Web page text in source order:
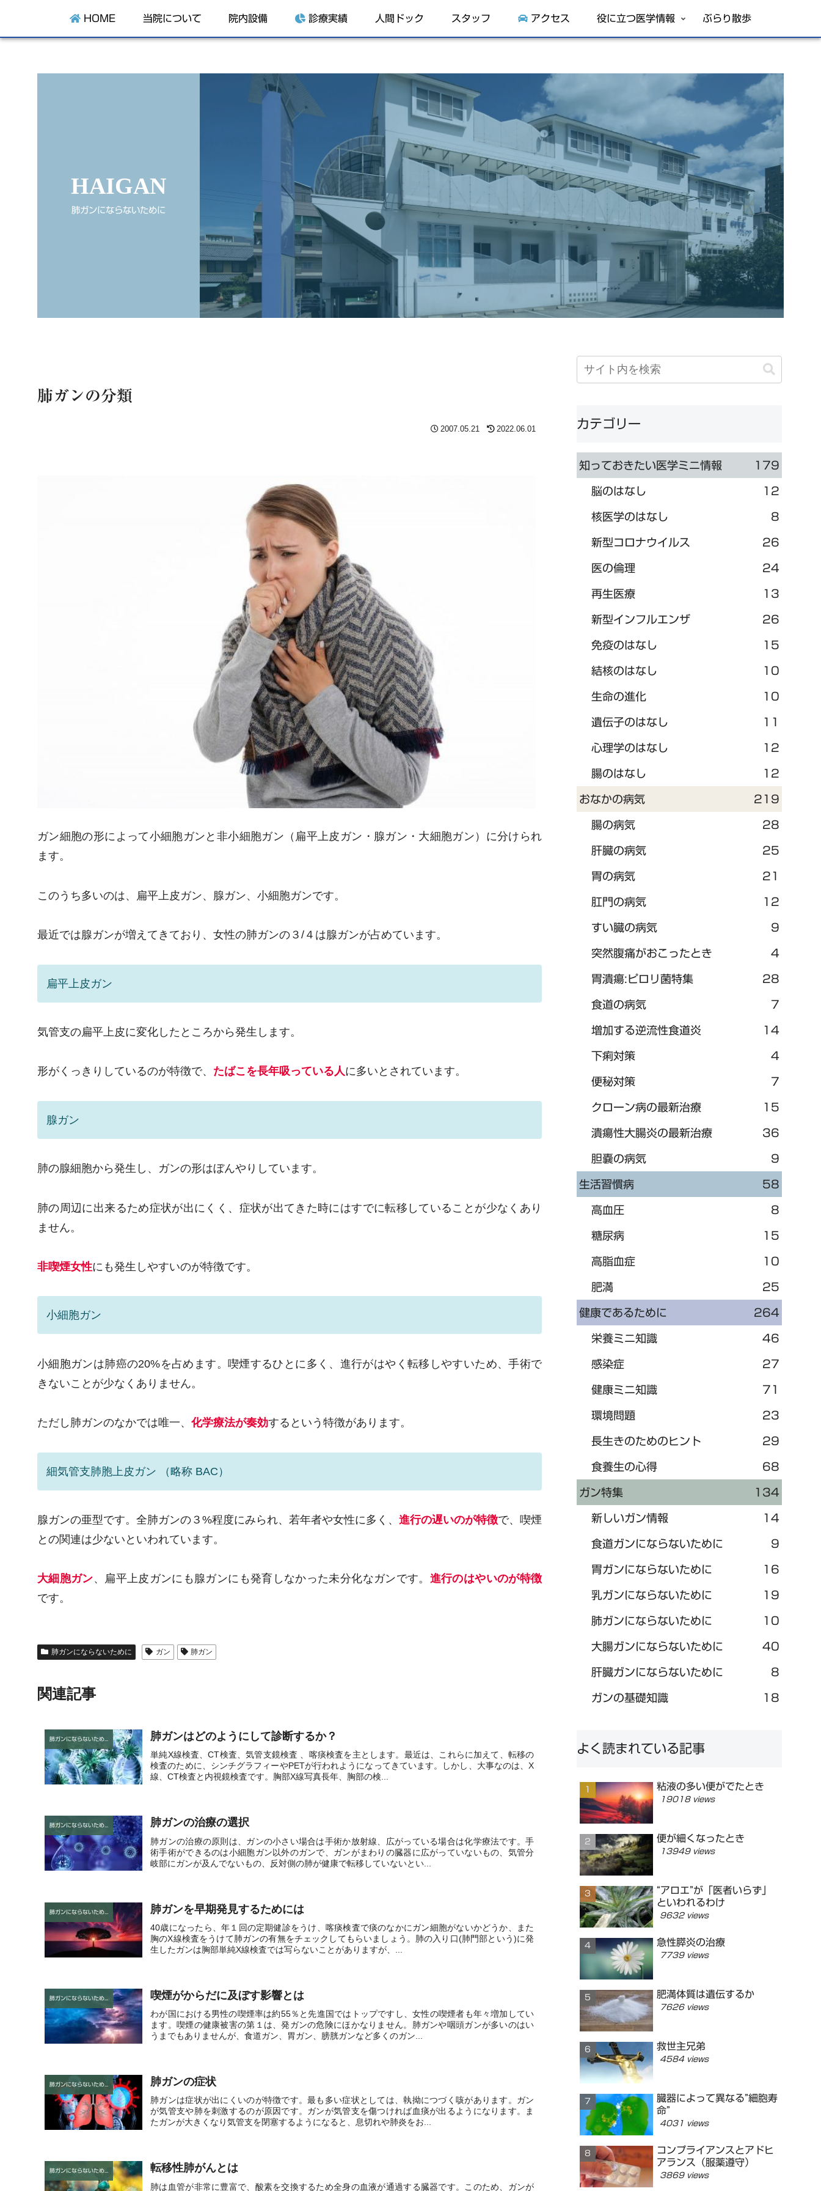
HAIGAN
肺ガンにならないために
HOME 当院について 院内設備 診療実績 人間ドック スタッフ アクセス 役に立つ医学情報 ぶらり散歩
肺ガンの分類
2007.05.21 2022.06.01
ガン細胞の形によって小細胞ガンと非小細胞ガン（扁平上皮ガン・腺ガン・大細胞ガン）に分けられ
ます。
このうち多いのは、扁平上皮ガン、腺ガン、小細胞ガンです。
最近では腺ガンが増えてきており、女性の肺ガンの３/４は腺ガンが占めています。
扁平上皮ガン
気管支の扁平上皮に変化したところから発生します。
形がくっきりしているのが特徴で、 たばこを長年吸っている人に多いとされています。
腺ガン
肺の腺細胞から発生し、ガンの形はぼんやりしています。
肺の周辺に出来るため症状が出にくく、症状が出てきた時にはすでに転移していることが少なくあり
ません。
非喫煙女性にも発生しやすいのが特徴です。
小細胞ガン
小細胞ガンは肺癌の20%を占めます。喫煙するひとに多く、進行がはやく転移しやすいため、手術で
きないことが少なくありません。
ただし肺ガンのなかでは唯一、 化学療法が奏効するという特徴があります。
細気管支肺胞上皮ガン （略称 BAC）
腺ガンの亜型です。全肺ガンの３%程度にみられ、若年者や女性に多く、 進行の遅いのが特徴で、喫煙
との関連は少ないといわれています。
大細胞ガン、扁平上皮ガンにも腺ガンにも発育しなかった未分化なガンです。 進行のはやいのが特徴
です。
肺ガンにならないために ガン 肺ガン
関連記事
肺ガンはどのようにして診断するか？
単純X線検査、CT検査、気管支鏡検査 、喀痰検査を主とします。最近は、これらに加えて、転移の
検査のために、シンチグラフィーやPETが行われようになってきています。しかし、大事なのは、X
線、CT検査と内視鏡検査です。胸部X線写真長年、胸部の検...
肺ガンの治療の選択
肺ガンの治療の原則は、ガンの小さい場合は手術か放射線、広がっている場合は化学療法です。手
術手術ができるのは小細胞ガン以外のガンで、ガンがまわりの臓器に広がっていないもの、気管分
岐部にガンが及んでないもの、反対側の肺が健康で転移していないとい...
肺ガンを早期発見するためには
40歳になったら、年１回の定期健診をうけ、喀痰検査で痰のなかにガン細胞がないかどうか、また
胸のX線検査をうけて肺ガンの有無をチェックしてもらいましょう。肺の入り口(肺門部という)に発
生したガンは胸部単純X線検査では写らないことがありますが、...
喫煙がからだに及ぼす影響とは
わが国における男性の喫煙率は約55％と先進国ではトップですし、女性の喫煙者も年々増加してい
ます。喫煙の健康被害の第１は、発ガンの危険にほかなりません。肺ガンや咽頭ガンが多いのはい
うまでもありませんが、食道ガン、胃ガン、膀胱ガンなど多くのガン...
肺ガンの症状
肺ガンは症状が出にくいのが特徴です。最も多い症状としては、執拗につづく咳があります。ガン
が気管支や肺を刺激するのが原因です。ガンが気管支を傷つければ血痰が出るようになります。ま
たガンが大きくなり気管支を閉塞するようになると、息切れや肺炎をお...
転移性肺がんとは
肺は血管が非常に豊富で、酸素を交換するため全身の血液が通過する臓器です。このため、ガンが
カテゴリー
おなかの病気 219
クローン病の最新治療 15
すい臓の病気 9
下痢対策 4
便秘対策 7
増加する逆流性食道炎 14
潰瘍性大腸炎の最新治療 36
突然腹痛がおこったとき 4
肛門の病気 12
肝臓の病気 25
胃の病気 21
胃潰瘍:ピロリ菌特集 28
胆嚢の病気 9
腸の病気 28
食道の病気 7
ガン特集 134
ガンの基礎知識 18
乳ガンにならないために 19
大腸ガンにならないために 40
新しいガン情報 14
肝臓ガンにならないために 8
肺ガンにならないために 10
胃ガンにならないために 16
食道ガンにならないために 9
健康であるために 264
健康ミニ知識 71
感染症 27
栄養ミニ知識 46
環境問題 23
長生きのためのヒント 29
食養生の心得 68
生活習慣病 58
糖尿病 15
肥満 25
高脂血症 10
高血圧 8
知っておきたい医学ミニ情報 179
免疫のはなし 15
再生医療 13
医の倫理 24
心理学のはなし 12
新型インフルエンザ 26
新型コロナウイルス 26
核医学のはなし 8
生命の進化 10
結核のはなし 10
脳のはなし 12
腸のはなし 12
遺伝子のはなし 11
よく読まれている記事
粘液の多い便がでたとき
19018 views
便が細くなったとき
13949 views
“アロエ”が「医者いらず」
といわれるわけ
9632 views
急性膵炎の治療
7739 views
肥満体質は遺伝するか
7626 views
救世主兄弟
4584 views
臓器によって異なる”細胞寿
命”
4031 views
コンプライアンスとアドヒ
アランス（服薬遵守）
3869 views